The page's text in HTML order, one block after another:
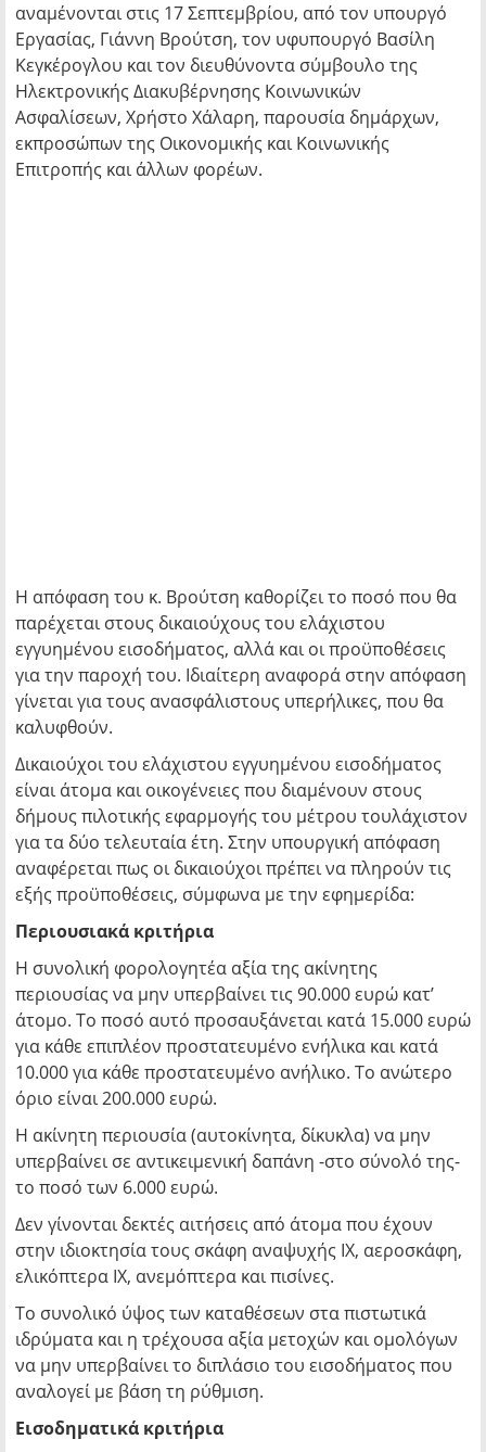
αναμένονται στις 17 Σεπτεμβρίου, από τον υπουργό
Εργασίας, Γιάννη Βρούτση, τον υφυπουργό Βασίλη
Κεγκέρογλου και τον διευθύνοντα σύμβουλο της
Ηλεκτρονικής Διακυβέρνησης Κοινωνικών
Ασφαλίσεων, Χρήστο Χάλαρη, παρουσία δημάρχων,
εκπροσώπων της Οικονομικής και Κοινωνικής
Επιτροπής και άλλων φορέων.
Η απόφαση του κ. Βρούτση καθορίζει το ποσό που θα
παρέχεται στους δικαιούχους του ελάχιστου
εγγυημένου εισοδήματος, αλλά και οι προϋποθέσεις
για την παροχή του. Ιδιαίτερη αναφορά στην απόφαση
γίνεται για τους ανασφάλιστους υπερήλικες, που θα
καλυφθούν.
Δικαιούχοι του ελάχιστου εγγυημένου εισοδήματος
είναι άτομα και οικογένειες που διαμένουν στους
δήμους πιλοτικής εφαρμογής του μέτρου τουλάχιστον
για τα δύο τελευταία έτη. Στην υπουργική απόφαση
αναφέρεται πως οι δικαιούχοι πρέπει να πληρούν τις
εξής προϋποθέσεις, σύμφωνα με την εφημερίδα:
Περιουσιακά κριτήρια
Η συνολική φορολογητέα αξία της ακίνητης
περιουσίας να μην υπερβαίνει τις 90.000 ευρώ κατ’
άτομο. Το ποσό αυτό προσαυξάνεται κατά 15.000 ευρώ
για κάθε επιπλέον προστατευμένο ενήλικα και κατά
10.000 για κάθε προστατευμένο ανήλικο. Το ανώτερο
όριο είναι 200.000 ευρώ.
Η ακίνητη περιουσία (αυτοκίνητα, δίκυκλα) να μην
υπερβαίνει σε αντικειμενική δαπάνη -στο σύνολό της-
το ποσό των 6.000 ευρώ.
Δεν γίνονται δεκτές αιτήσεις από άτομα που έχουν
στην ιδιοκτησία τους σκάφη αναψυχής ΙΧ, αεροσκάφη,
ελικόπτερα ΙΧ, ανεμόπτερα και πισίνες.
Το συνολικό ύψος των καταθέσεων στα πιστωτικά
ιδρύματα και η τρέχουσα αξία μετοχών και ομολόγων
να μην υπερβαίνει το διπλάσιο του εισοδήματος που
αναλογεί με βάση τη ρύθμιση.
Εισοδηματικά κριτήρια